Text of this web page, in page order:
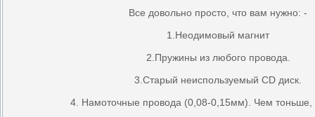
Все довольно просто, что вам нужно: -
1.Неодимовый магнит
2.Пружины из любого провода.
3.Старый неиспользуемый CD диск.
4. Намоточные провода (0,08-0,15мм). Чем тоньше,